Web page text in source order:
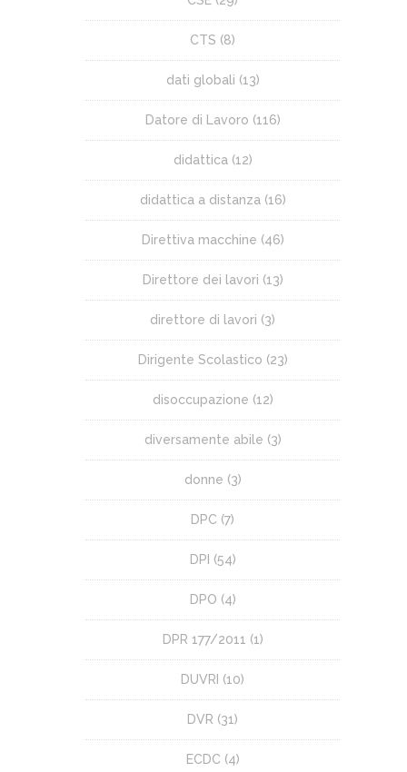
CTS (8)
dati globali (13)
Datore di Lavoro (116)
didattica (12)
didattica a distanza (16)
Direttiva macchine (46)
Direttore dei lavori (13)
direttore di lavori (3)
Dirigente Scolastico (23)
disoccupazione (12)
diversamente abile (3)
donne (3)
DPC (7)
DPI (54)
DPO (4)
DPR 177/2011 (1)
DUVRI (10)
DVR (31)
ECDC (4)